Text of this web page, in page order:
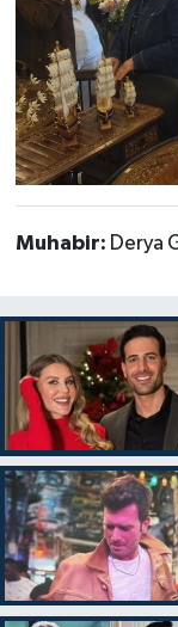
Muhabir: Derya